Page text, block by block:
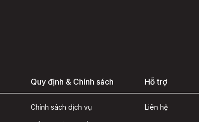
Quy định & Chính sách
Chính sách dịch vụ
Hỗ trợ
Liên hệ